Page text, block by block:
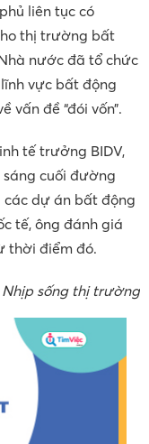
liên tục có
thị trường bất
nước đã tổ chức
vực bất động
vấn đề “đói vốn”.
tế trưởng BIDV,
sáng cuối đường
các dự án bất động
tế, ông đánh giá
thời điểm đó.
Nhịp sống thị trường